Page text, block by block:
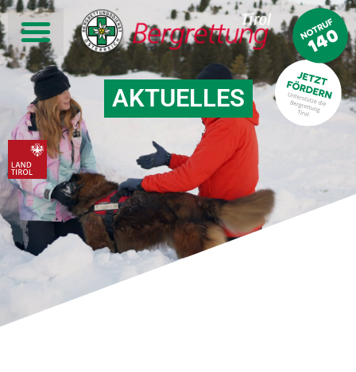
AKTUELLES